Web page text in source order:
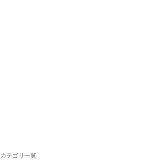
カテゴリ一覧